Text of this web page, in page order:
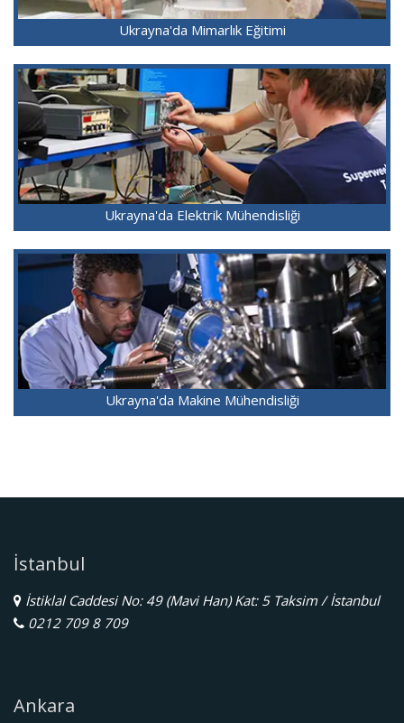
Ukrayna'da Mimarlık Eğitimi
Ukrayna'da Elektrik Mühendisliği
Ukrayna'da Makine Mühendisliği
İstanbul
İstiklal Caddesi No: 49 (Mavi Han) Kat: 5 Taksim / İstanbul
0212 709 8 709
Ankara